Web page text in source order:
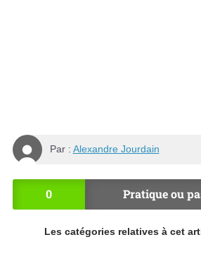
Par : Alexandre Jourdain
0 Pratique ou
Les catégories relatives à cet